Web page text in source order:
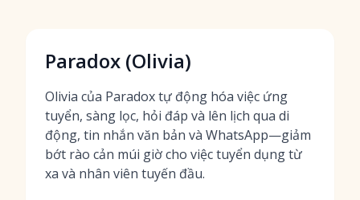
Paradox (Olivia)
Olivia của Paradox tự động hóa việc ứng
tuyển, sàng lọc, hỏi đáp và lên lịch qua di
động, tin nhắn văn bản và WhatsApp—giảm
bớt rào cản múi giờ cho việc tuyển dụng từ
xa và nhân viên tuyến đầu.